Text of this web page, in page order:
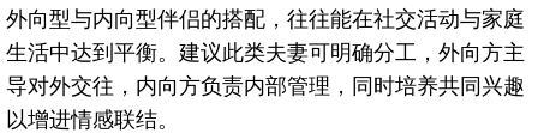
外向型与内向型伴侣的搭配，往往能在社交活动与家庭
生活中达到平衡。建议此类夫妻可明确分工，外向方主
导对外交往，内向方负责内部管理，同时培养共同兴趣
以增进情感联结。